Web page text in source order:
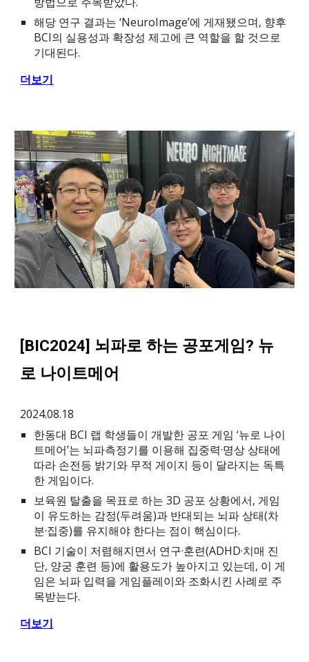
해당 연구 결과는 ‘NeuroImage’에 게재됐으며, 향후
BCI의 실용성과 확장성 제고에 큰 역할을 할 것으로
기대된다.
더보기
[BIC2024] 뇌파로 하는 공포게임? 뉴
로 나이트메어
2024.08.18
한동대 BCI 랩 학생들이 개발한 공포 게임 ‘뉴로 나이
트메어’는 뇌파측정기를 이용해 집중력·명상 상태에
따라 손전등 밝기와 무적 게이지 등이 달라지는 독특
한 게임이다.
보육원 탈출을 목표로 하는 3D 공포 상황에서, 게임
이 유도하는 감정(두려움)과 반대되는 뇌파 상태(차
분·집중)를 유지해야 한다는 점이 핵심이다.
BCI 기술이 저렴해지면서 연구·훈련(ADHD·치매 진
단, 양궁 훈련 등)에 활용도가 높아지고 있는데, 이 게
임은 뇌파 입력을 게임플레이와 조화시킨 사례로 주
목받는다.
더보기